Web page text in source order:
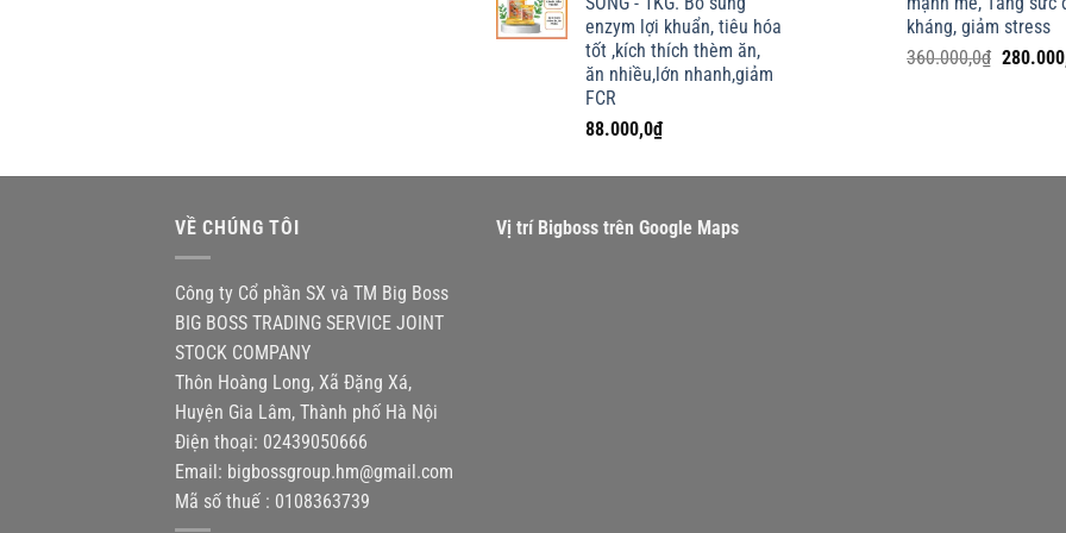
199.000,0₫.
116.000,0₫.
enzym lợi khuẩn, tiêu hóa
tốt ,kích thích thèm ăn,
ăn nhiều,lớn nhanh,giảm
FCR
88.000,0₫
kháng, giảm stress
360.000,0₫ Giá
VỀ CHÚNG TÔI
Công ty Cổ phần SX và TM Big Boss
BIG BOSS TRADING SERVICE JOINT
STOCK COMPANY
Thôn Hoàng Long, Xã Đặng Xá,
Huyện Gia Lâm, Thành phố Hà Nội
Điện thoại: 02439050666
Email: bigbossgroup.hm@gmail.com
Mã số thuế : 0108363739
Vị trí Bigboss trên Google Maps